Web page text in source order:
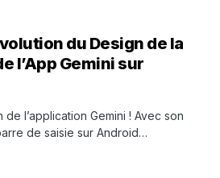
du Design de la
l’App Gemini sur
l’application Gemini ! Avec son
de saisie sur Android…